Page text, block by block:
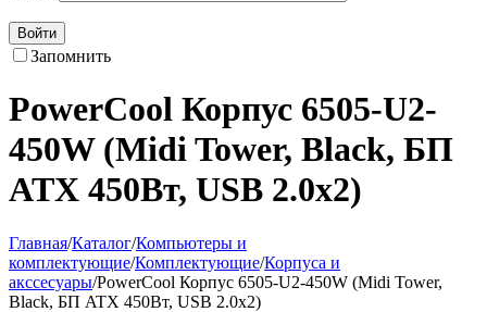
Войти
Запомнить
PowerCool Корпус 6505-U2-
450W (Midi Tower, Black, БП
ATX 450Вт, USB 2.0x2)
Главная/Каталог/Компьютеры и
комплектующие/Комплектующие/Корпуса и
акссесуары/PowerCool Корпус 6505-U2-450W (Midi Tower,
Black, БП ATX 450Вт, USB 2.0x2)